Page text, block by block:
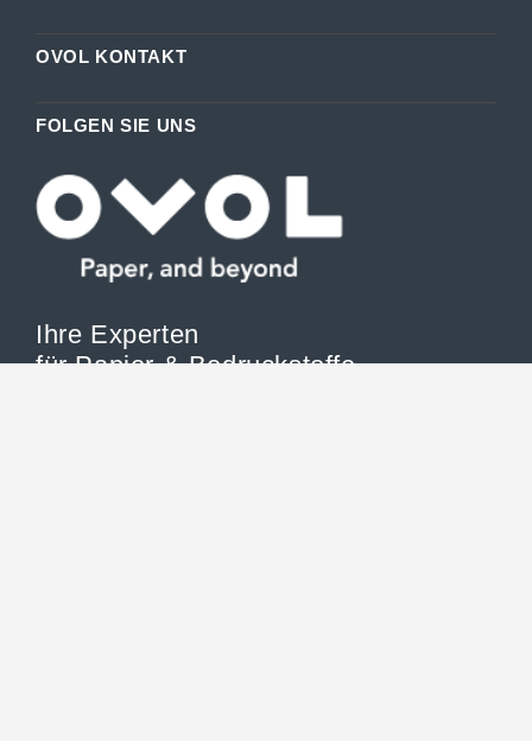
OVOL KONTAKT
FOLGEN SIE UNS
Ihre Experten
für Papier & Bedruckstoffe